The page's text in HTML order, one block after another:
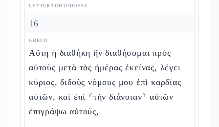
LETTURA ORTODOSSA
16
GRECO
Αὕτη ἡ διαθήκη ἣν διαθήσομαι πρὸς
αὐτοὺς μετὰ τὰς ἡμέρας ἐκείνας, λέγει
κύριος, διδοὺς νόμους μου ἐπὶ καρδίας
αὐτῶν, καὶ ἐπὶ ⸂τὴν διάνοιαν⸃ αὐτῶν
ἐπιγράψω αὐτούς,